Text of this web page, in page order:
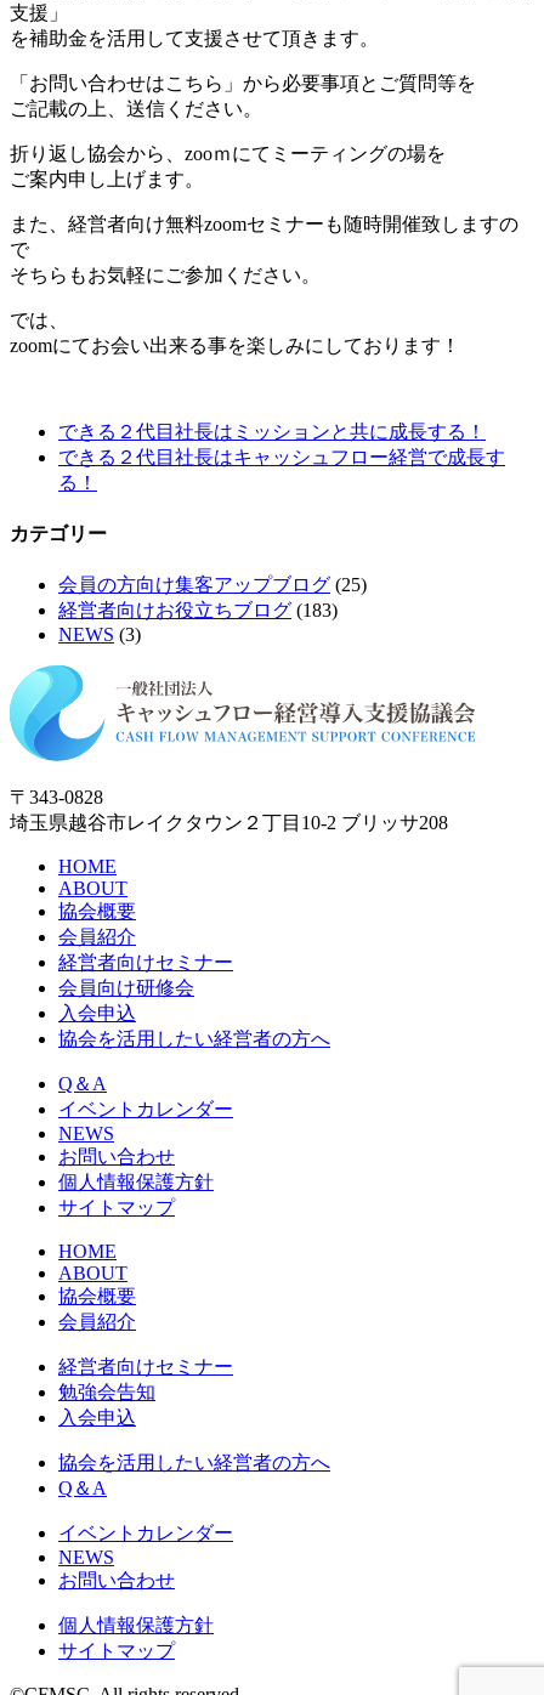
支援」
を補助金を活用して支援させて頂きます。
「お問い合わせはこちら」から必要事項とご質問等を
ご記載の上、送信ください。
折り返し協会から、zooｍにてミーティングの場を
ご案内申し上げます。
また、経営者向け無料zoomセミナーも随時開催致しますの
で
そちらもお気軽にご参加ください。
では、
zoomにてお会い出来る事を楽しみにしております！
できる２代目社長はミッションと共に成長する！
できる２代目社長はキャッシュフロー経営で成長す
る！
カテゴリー
会員の方向け集客アップブログ (25)
経営者向けお役立ちブログ (183)
NEWS (3)
〒343-0828
埼玉県越谷市レイクタウン２丁目10-2 ブリッサ208
HOME
ABOUT
協会概要
会員紹介
経営者向けセミナー
会員向け研修会
入会申込
協会を活用したい経営者の方へ
Q＆A
イベントカレンダー
NEWS
お問い合わせ
個人情報保護方針
サイトマップ
HOME
ABOUT
協会概要
会員紹介
経営者向けセミナー
勉強会告知
入会申込
協会を活用したい経営者の方へ
Q＆A
イベントカレンダー
NEWS
お問い合わせ
個人情報保護方針
サイトマップ